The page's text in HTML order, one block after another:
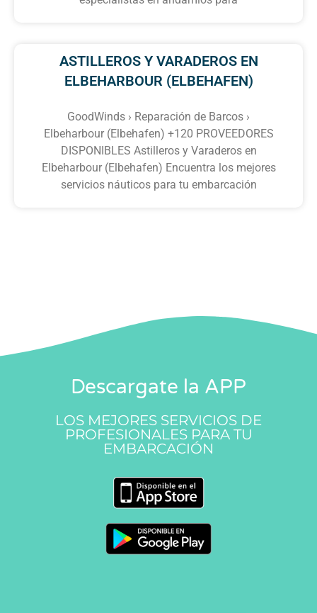
ASTILLEROS Y VARADEROS EN
ELBEHARBOUR (ELBEHAFEN)
GoodWinds › Reparación de Barcos ›
Elbeharbour (Elbehafen) +120 PROVEEDORES
DISPONIBLES Astilleros y Varaderos en
Elbeharbour (Elbehafen) Encuentra los mejores
servicios náuticos para tu embarcación
Descargate la APP
LOS MEJORES SERVICIOS DE
PROFESIONALES PARA TU
EMBARCACIÓN